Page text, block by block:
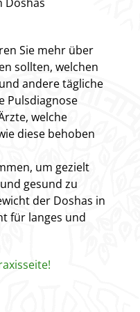
Sie mehr über
sollten, welchen
andere tägliche
Pulsdiagnose
welche
diese behoben
um gezielt
gesund zu
der Doshas in
für langes und